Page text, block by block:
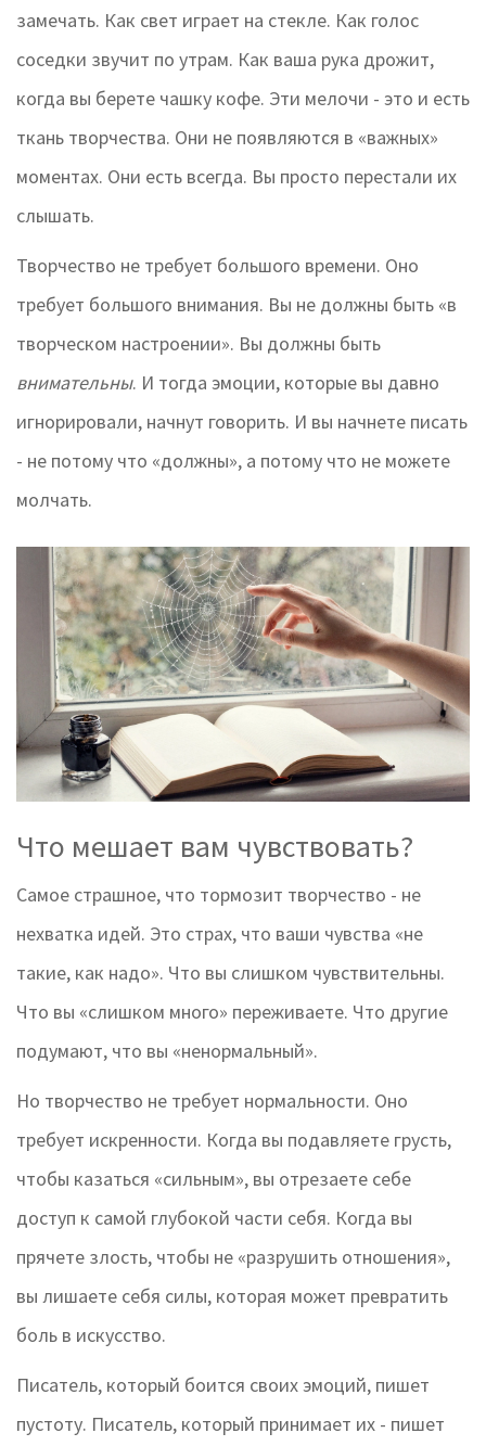
замечать. Как свет играет на стекле. Как голос
соседки звучит по утрам. Как ваша рука дрожит,
когда вы берете чашку кофе. Эти мелочи - это и есть
ткань творчества. Они не появляются в «важных»
моментах. Они есть всегда. Вы просто перестали их
слышать.
Творчество не требует большого времени. Оно
требует большого внимания. Вы не должны быть «в
творческом настроении». Вы должны быть
внимательны. И тогда эмоции, которые вы давно
игнорировали, начнут говорить. И вы начнете писать
- не потому что «должны», а потому что не можете
молчать.
Что мешает вам чувствовать?
Самое страшное, что тормозит творчество - не
нехватка идей. Это страх, что ваши чувства «не
такие, как надо». Что вы слишком чувствительны.
Что вы «слишком много» переживаете. Что другие
подумают, что вы «ненормальный».
Но творчество не требует нормальности. Оно
требует искренности. Когда вы подавляете грусть,
чтобы казаться «сильным», вы отрезаете себе
доступ к самой глубокой части себя. Когда вы
прячете злость, чтобы не «разрушить отношения»,
вы лишаете себя силы, которая может превратить
боль в искусство.
Писатель, который боится своих эмоций, пишет
пустоту. Писатель, который принимает их - пишет